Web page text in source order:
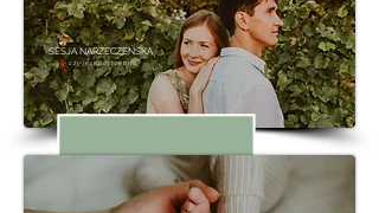
SESJA NARZECZEŃSKA
- czy jest potrzebna?